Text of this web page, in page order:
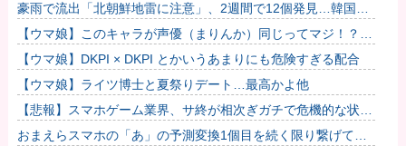
豪雨で流出「北朝鮮地雷に注意」、2週間で12個発見…韓国北
西部！
【ウマ娘】このキャラが声優（まりんか）同じってマジ！？
←「スズカさんみたいな演技の方がレアだと聞いて驚いたよ」
【ウマ娘】DKPI × DKPI とかいうあまりにも危険すぎる配合
【ウマ娘】ライツ博士と夏祭りデート…最高かよ他
【悲報】スマホゲーム業界、サ終が相次ぎガチで危機的な状況
に…その理由がこちら他
おまえらスマホの「あ」の予測変換1個目を続く限り繋げてみ